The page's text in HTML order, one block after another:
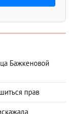
Бажкеновой
прав